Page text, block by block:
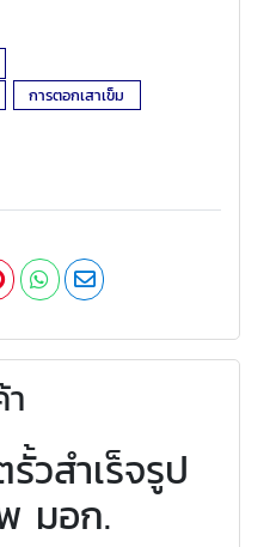
การตอกเสาเข็ม
วสำเร็จรูป
มอก.